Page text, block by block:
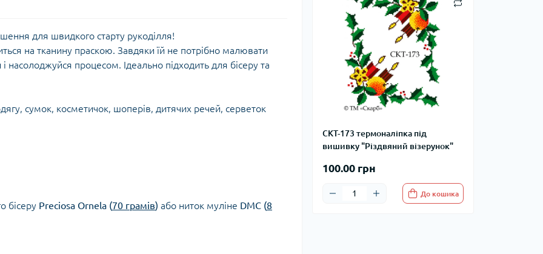
СКТ-173 термоналіпка під
вишивку "Різдвяний візерунок"
100.00 грн
До кошика
для швидкого старту рукоділля!
на тканину праскою. Завдяки їй не потрібно малювати
процесом. Ідеально підходить для бісеру та
сумок, косметичок, шоперів, дитячих речей, серветок
бісеру Preciosa Ornela (70 грамів) або ниток муліне DMC (8